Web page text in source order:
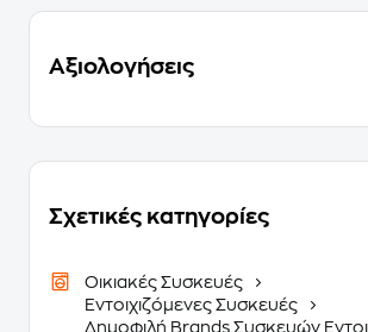
Αξιολογήσεις
Σχετικές κατηγορίες
Οικιακές Συσκευές
Εντοιχιζόμενες Συσκευές
Δημοφιλή Brands Συσκευών